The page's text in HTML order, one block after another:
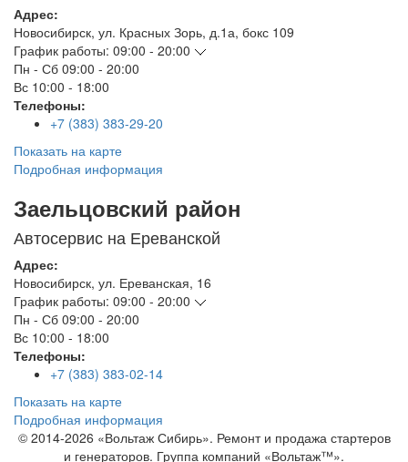
Адрес:
Новосибирск, ул. Красных Зорь, д.1а, бокс 109
График работы: 09:00 - 20:00
Пн - Сб 09:00 - 20:00
Вс 10:00 - 18:00
Телефоны:
+7 (383) 383-29-20
Показать на карте
Подробная информация
Заельцовский район
Автосервис на Ереванской
Адрес:
Новосибирск, ул. Ереванская, 16
График работы: 09:00 - 20:00
Пн - Сб 09:00 - 20:00
Вс 10:00 - 18:00
Телефоны:
+7 (383) 383-02-14
Показать на карте
Подробная информация
© 2014-2026 «Вольтаж Сибирь». Ремонт и продажа стартеров
и генераторов. Группа компаний «Вольтаж™».